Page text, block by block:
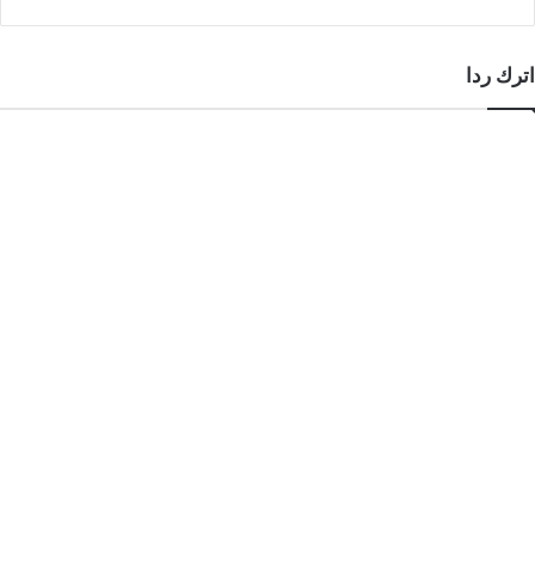
اترك ردا